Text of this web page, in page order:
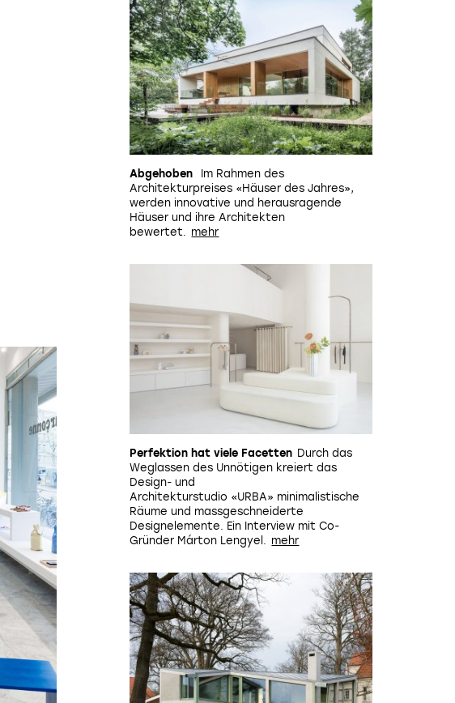
Abgehoben
Im Rahmen des
Architekturpreises «Häuser des Jahres»,
werden innovative und herausragende
Häuser und ihre Architekten
bewertet.
Perfektion hat viele Facetten Durch das
Weglassen des Unnötigen kreiert das
Design- und
Architekturstudio «URBA» minimalistische
Räume und massgeschneiderte
Designelemente. Ein Interview mit Co-
Gründer Márton Lengyel.